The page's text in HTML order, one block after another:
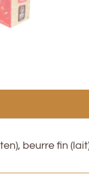
beurre fin